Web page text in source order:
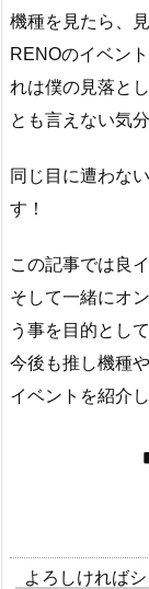
機種を見たら、
RENOのイベン
れは僕の見落と
とも言えない気
同じ目に遭わな
す！
この記事では良
そして一緒にオ
う事を目的とし
今後も推し機種
イベントを紹介
よろしければ